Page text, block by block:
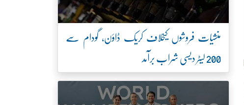
منشیات فروشوں کیخلاف کریک ڈاؤن، گودام سے
200 لیٹر دیسی شراب برآمد